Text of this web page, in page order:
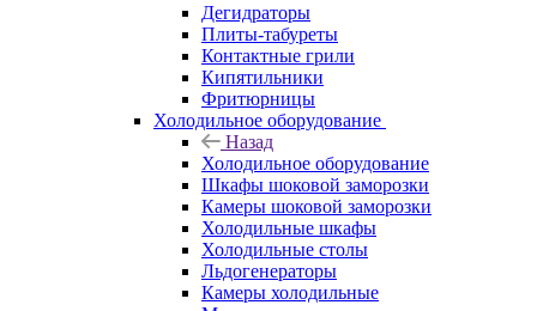
Дегидраторы
Плиты-табуреты
Контактные грили
Кипятильники
Фритюрницы
Холодильное оборудование
Назад
Холодильное оборудование
Шкафы шоковой заморозки
Камеры шоковой заморозки
Холодильные шкафы
Холодильные столы
Льдогенераторы
Камеры холодильные